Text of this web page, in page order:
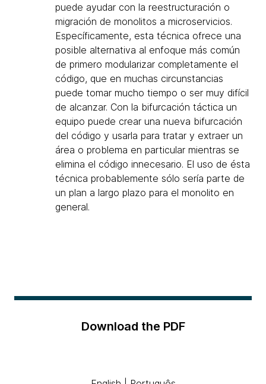
puede ayudar con la reestructuración o
migración de monolitos a microservicios.
Específicamente, esta técnica ofrece una
posible alternativa al enfoque más común
de primero modularizar completamente el
código, que en muchas circunstancias
puede tomar mucho tiempo o ser muy difícil
de alcanzar. Con la bifurcación táctica un
equipo puede crear una nueva bifurcación
del código y usarla para tratar y extraer un
área o problema en particular mientras se
elimina el código innecesario. El uso de ésta
técnica probablemente sólo sería parte de
un plan a largo plazo para el monolito en
general.
Download the PDF